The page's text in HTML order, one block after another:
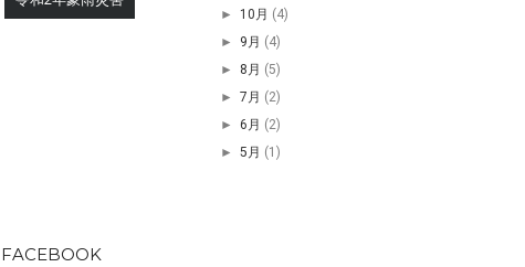
► 10月 (4)
► 9月 (4)
► 8月 (5)
►7月 (2)
►6月 (2)
►5月 (1)
FACEBOOK